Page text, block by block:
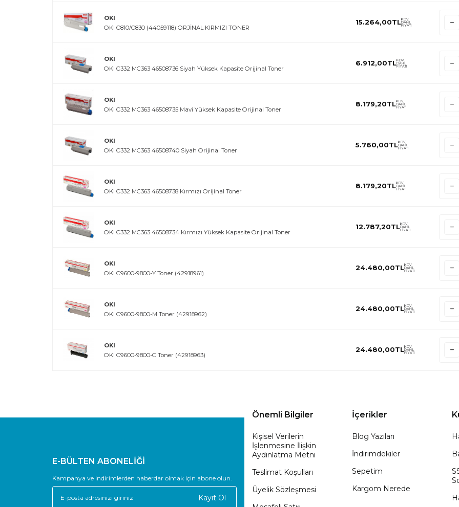
OKI
OKI C810/C830 (44059118) ORJİNAL KIRMIZI TONER
15.264,00TLKDV
DAHİL
FİYATI
OKI
OKI C332 MC363 46508736 Siyah Yüksek Kapasite Orijinal Toner
6.912,00TLKDV
DAHİL
FİYATI
OKI
OKI C332 MC363 46508735 Mavi Yüksek Kapasite Orijinal Toner
8.179,20TLKDV
DAHİL
FİYATI
OKI
OKI C332 MC363 46508740 Siyah Orijinal Toner
5.760,00TLKDV
DAHİL
FİYATI
OKI
OKI C332 MC363 46508738 Kırmızı Orijinal Toner
8.179,20TLKDV
DAHİL
FİYATI
OKI
OKI C332 MC363 46508734 Kırmızı Yüksek Kapasite Orijinal Toner
12.787,20TLKDV
DAHİL
FİYATI
OKI
OKI C9600-9800-Y Toner (42918961)
24.480,00TLKDV
DAHİL
FİYATI
OKI
OKI C9600-9800-M Toner (42918962)
24.480,00TLKDV
DAHİL
FİYATI
OKI
OKI C9600-9800-C Toner (42918963)
24.480,00TLKDV
DAHİL
FİYATI
E-BÜLTEN ABONELİĞİ
Kampanya ve indirimlerden haberdar olmak için abone olun.
Kayıt Ol
Önemli Bilgiler
Kişisel Verilerin
İşlenmesine İlişkin
Aydınlatma Metni
Teslimat Koşulları
Üyelik Sözleşmesi
İçerikler
Blog Yazıları
İndirimdekiler
Sepetim
Kargom Nerede